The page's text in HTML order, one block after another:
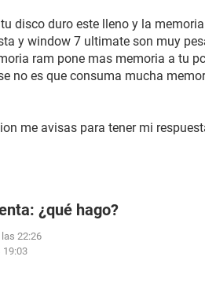
disco duro este lleno y la
y window 7 ultimate son muy
ram pone mas memoria a tu
no es que consuma mucha
me avisas para tener mi
¿qué hago?
22:26
19:03